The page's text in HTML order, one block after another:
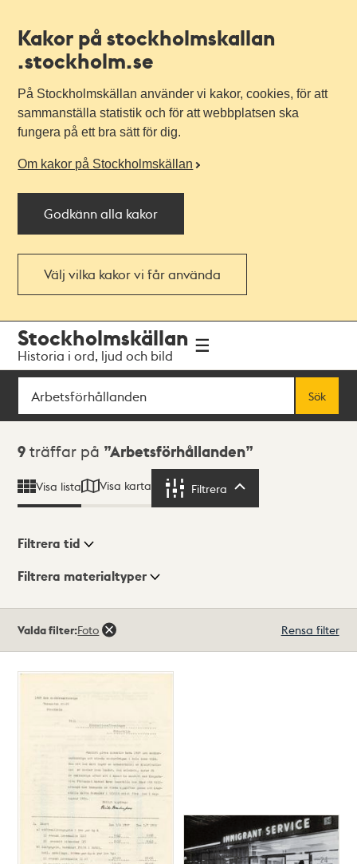
Kakor på stockholmskallan
.stockholm.se
På Stockholmskällan använder vi kakor, cookies, för att
sammanställa statistik och för att webbplatsen ska
fungera på ett bra sätt för dig.
Om kakor på Stockholmskällan
Godkänn alla kakor
Välj vilka kakor vi får använda
navigationen
huvudinnehållet
Stockholmskällan
Historia i ord, ljud och bild
Sök
Sök
Sökresultat
9 träffar på Arbetsförhållanden
Visa lista Visa karta Filtrera
Visningsläge
Filtrera tid
Filtrera materialtyper
träffar
Valda filter:Foto Rensa filter